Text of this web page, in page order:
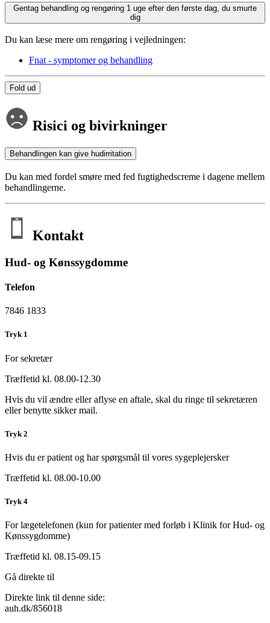
Gentag behandling og rengøring 1 uge efter den første dag, du smurte
dig
Du kan læse mere om rengøring i vejledningen:
Fnat - symptomer og behandling
Fold ud
Risici og bivirkninger
Behandlingen kan give hudirritation
Du kan med fordel smøre med fed fugtighedscreme i dagene mellem
behandlingerne.
Kontakt
Hud- og Kønssygdomme
Telefon
7846 1833
Tryk 1
For sekretær
Træffetid kl. 08.00-12.30
Hvis du vil ændre eller aflyse en aftale, skal du ringe til sekretæren
eller benytte sikker mail.
Tryk 2
Hvis du er patient og har spørgsmål til vores sygeplejersker
Træffetid kl. 08.00-10.00
Tryk 4
For lægetelefonen (kun for patienter med forløb i Klinik for Hud- og
Kønssygdomme)
Træffetid kl. 08.15-09.15
Gå direkte til
Direkte link til denne side:
auh.dk/856018